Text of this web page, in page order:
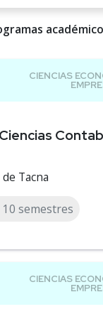
Tacna
10 semestres